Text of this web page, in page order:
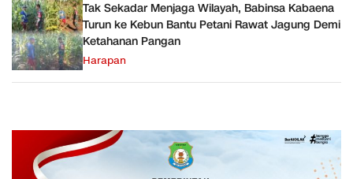
Tak Sekadar Menjaga Wilayah, Babinsa Kabaena
Turun ke Kebun Bantu Petani Rawat Jagung Demi
Ketahanan Pangan
Harapan